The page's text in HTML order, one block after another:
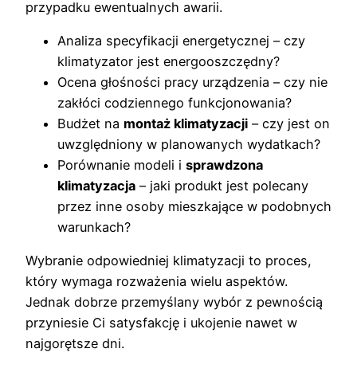
przypadku ewentualnych awarii.
Analiza specyfikacji energetycznej – czy
klimatyzator jest energooszczędny?
Ocena głośności pracy urządzenia – czy nie
zakłóci codziennego funkcjonowania?
Budżet na montaż klimatyzacji – czy jest on
uwzględniony w planowanych wydatkach?
Porównanie modeli i sprawdzona
klimatyzacja – jaki produkt jest polecany
przez inne osoby mieszkające w podobnych
warunkach?
Wybranie odpowiedniej klimatyzacji to proces,
który wymaga rozważenia wielu aspektów.
Jednak dobrze przemyślany wybór z pewnością
przyniesie Ci satysfakcję i ukojenie nawet w
najgorętsze dni.